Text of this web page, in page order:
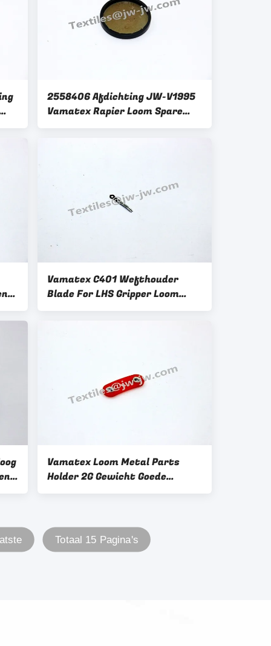
2558406 Afdichting JW-V1995
Vamatex Rapier Loom Spare
Parts
Vamatex C401 Wefthouder
Blade For LHS Gripper Loom
Parts 2563116
Vamatex Loom Metal Parts
Holder 2G Gewicht Goede
kwaliteit zoals de foto laat
Totaal 15 Pagina's